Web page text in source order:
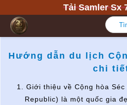
tới
dung
Tải Samler Sx
Hướng dẫn du lịch
chi
1. Giới thiệu về Cộng hòa Séc
Republic) là một quốc gia